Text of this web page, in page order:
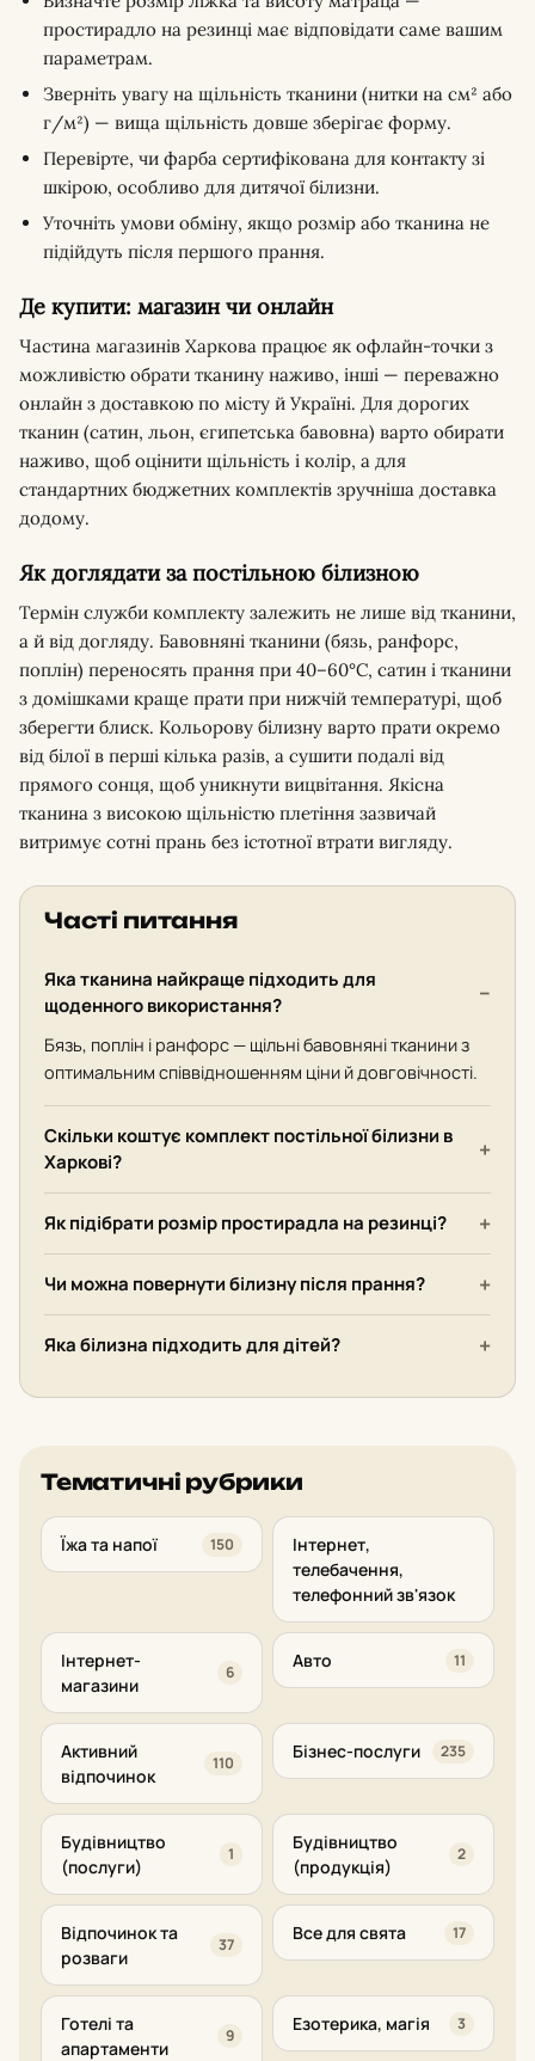
простирадло на резинці має відповідати саме вашим
параметрам.
Зверніть увагу на щільність тканини (нитки на см² або
г/м²) — вища щільність довше зберігає форму.
Перевірте, чи фарба сертифікована для контакту зі
шкірою, особливо для дитячої білизни.
Уточніть умови обміну, якщо розмір або тканина не
підійдуть після першого прання.
Де купити: магазин чи онлайн
Частина магазинів Харкова працює як офлайн-точки з
можливістю обрати тканину наживо, інші — переважно
онлайн з доставкою по місту й Україні. Для дорогих
тканин (сатин, льон, єгипетська бавовна) варто обирати
наживо, щоб оцінити щільність і колір, а для
стандартних бюджетних комплектів зручніша доставка
додому.
Як доглядати за постільною білизною
Термін служби комплекту залежить не лише від тканини,
а й від догляду. Бавовняні тканини (бязь, ранфорс,
поплін) переносять прання при 40–60°C, сатин і тканини
з домішками краще прати при нижчій температурі, щоб
зберегти блиск. Кольорову білизну варто прати окремо
від білої в перші кілька разів, а сушити подалі від
прямого сонця, щоб уникнути вицвітання. Якісна
тканина з високою щільністю плетіння зазвичай
витримує сотні прань без істотної втрати вигляду.
Часті питання
Яка тканина найкраще підходить для
щоденного використання?
Бязь, поплін і ранфорс — щільні бавовняні тканини з
оптимальним співвідношенням ціни й довговічності.
Скільки коштує комплект постільної білизни в
Харкові?
Як підібрати розмір простирадла на резинці?
Чи можна повернути білизну після прання?
Яка білизна підходить для дітей?
Тематичні рубрики
Їжа та напої 150
Інтернет,
телебачення,
телефонний зв'язок
Інтернет-
магазини
6
Авто 11
Активний
відпочинок
110
Бізнес-послуги 235
Будівництво
(послуги)
1
Будівництво
(продукція)
2
Відпочинок та
розваги
37
Все для свята 17
Готелі та
апартаменти
9
Езотерика, магія 3